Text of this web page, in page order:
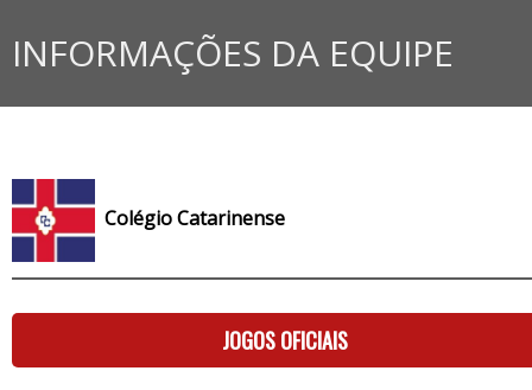
INFORMAÇÕES DA EQUIPE
Colégio Catarinense
JOGOS OFICIAIS